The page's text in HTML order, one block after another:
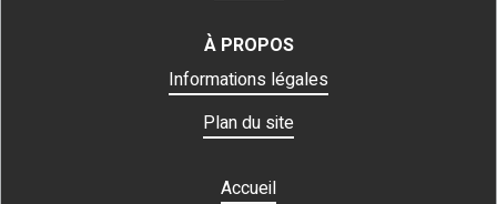
À PROPOS
Informations légales
Plan du site
Accueil